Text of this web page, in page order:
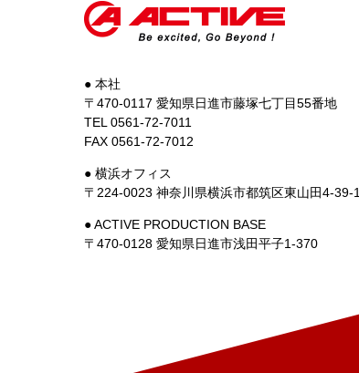
● 本社
〒470-0117 愛知県日進市藤塚七丁目55番地
TEL 0561-72-7011
FAX 0561-72-7012
● 横浜オフィス
〒224-0023 神奈川県横浜市都筑区東山田4-39-
● ACTIVE PRODUCTION BASE
〒470-0128 愛知県日進市浅田平子1-370